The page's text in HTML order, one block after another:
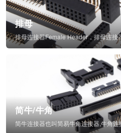
排母
简牛/牛角